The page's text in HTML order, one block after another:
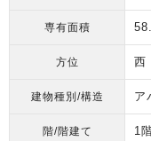
専有面積
方位 西
建物種別/構造 ア
階/階建て 1